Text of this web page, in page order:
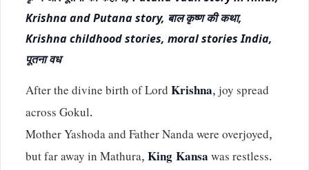
Krishna and Putana story, बाल कृष्ण की कथा,
Krishna childhood stories, moral stories India,
पूतना वध
After the divine birth of LordKrishna, joy spread
across Gokul.
Mother Yashoda and Father Nanda were overjoyed,
but far away in Mathura,King Kansawas restless.